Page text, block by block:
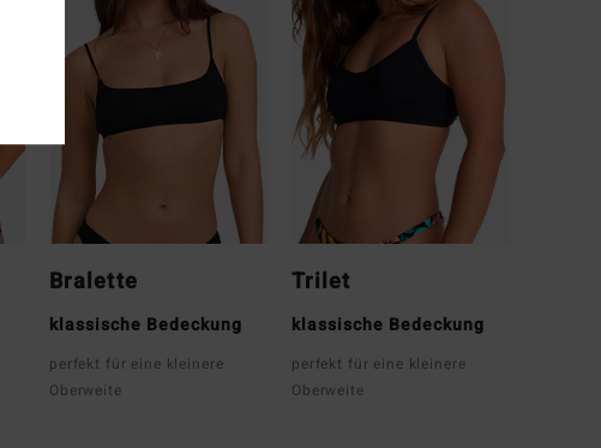
Bralette
klassische Bedeckung
perfekt für eine kleinere
Oberweite
Trilet
klassische Bedeckung
perfekt für eine kleinere
Oberweite